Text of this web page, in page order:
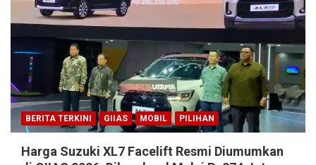
BERITA TERKINI GIIAS MOBIL PILIHAN
Harga Suzuki XL7 Facelift Resmi Diumumkan